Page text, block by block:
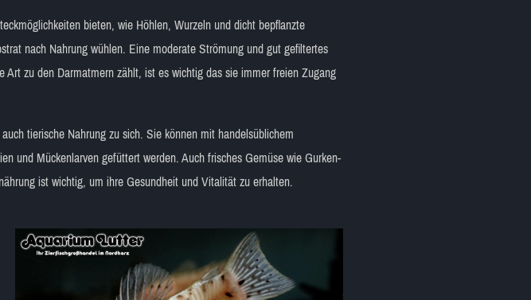
bieten, wie Höhlen, Wurzeln und dicht bepflanzte
nach Nahrung wühlen. Eine moderate Strömung und gut gefiltertes
zu den Darmatmern zählt, ist es wichtig das sie immer freien Zugang
tierische Nahrung zu sich. Sie können mit handelsüblichem
und Mückenlarven gefüttert werden. Auch frisches Gemüse wie Gurken-
ist wichtig, um ihre Gesundheit und Vitalität zu erhalten.